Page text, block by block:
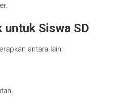
untuk Siswa SD
antara lain: